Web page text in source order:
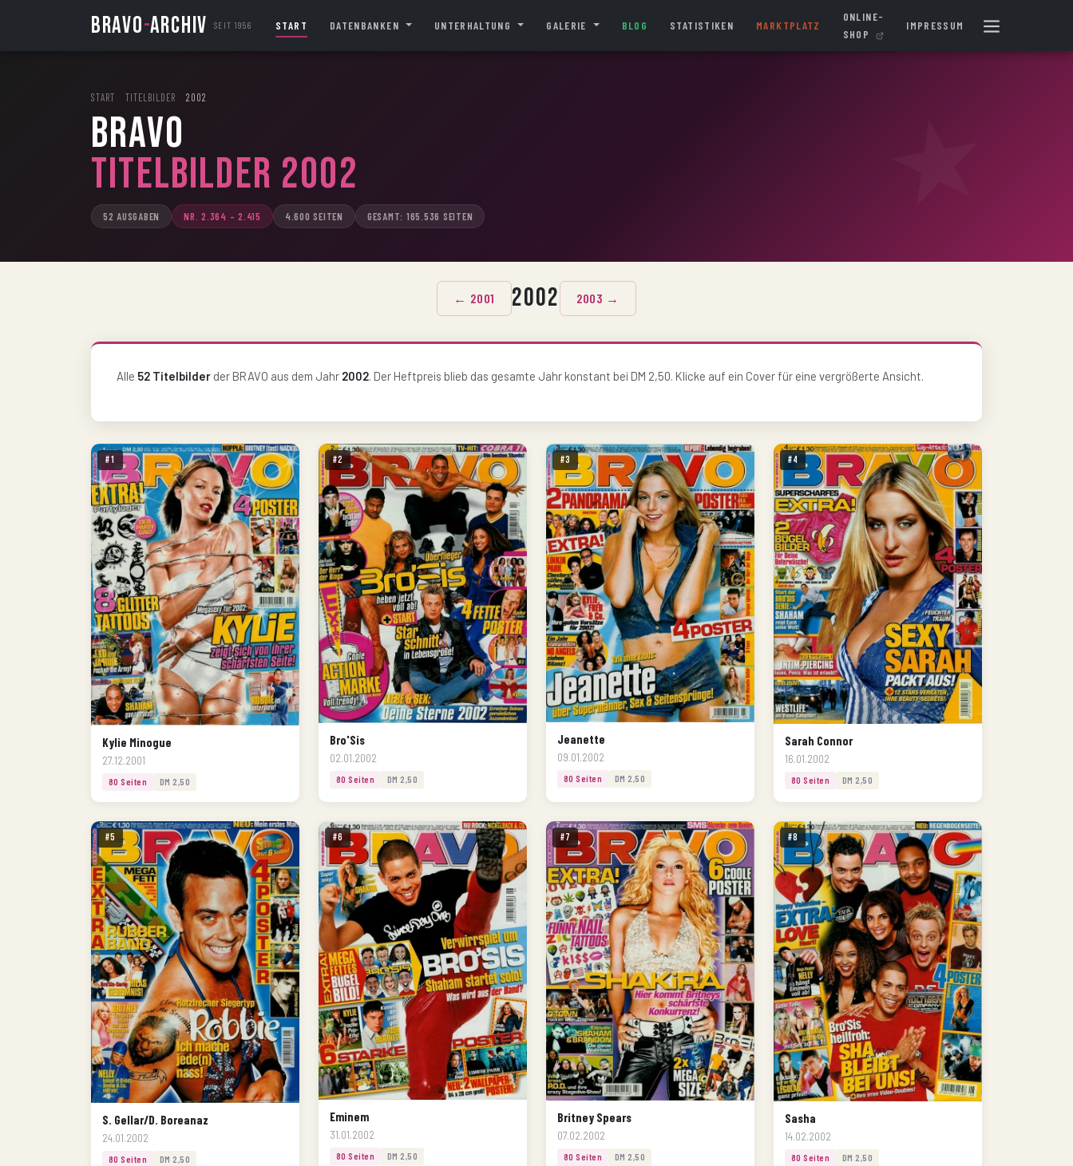
BRAVO-ARCHIV SEIT 1956 START DATENBANKEN UNTERHALTUNG GALERIE BLOG STATISTIKEN MARKTPLATZ
ONLINE-
SHOP
IMPRESSUM
START TITELBILDER 2002
BRAVO
Titelbilder 2002
52 AUSGABEN NR. 2.364 – 2.415 4.600 SEITEN GESAMT: 165.536 SEITEN
← 2001 2002 2003 →
Alle 52 Titelbilder der BRAVO aus dem Jahr 2002. Der Heftpreis blieb das gesamte Jahr konstant bei DM 2,50. Klicke auf ein Cover für eine vergrößerte Ansicht.
#1
Kylie Minogue
27.12.2001
80 Seiten DM 2,50
#2
Bro'Sis
02.01.2002
80 Seiten DM 2,50
#3
Jeanette
09.01.2002
80 Seiten DM 2,50
#4
Sarah Connor
16.01.2002
80 Seiten DM 2,50
#5
S. Gellar/D. Boreanaz
24.01.2002
80 Seiten DM 2,50
#6
Eminem
31.01.2002
80 Seiten DM 2,50
#7
Britney Spears
07.02.2002
80 Seiten DM 2,50
#8
Sasha
14.02.2002
80 Seiten DM 2,50